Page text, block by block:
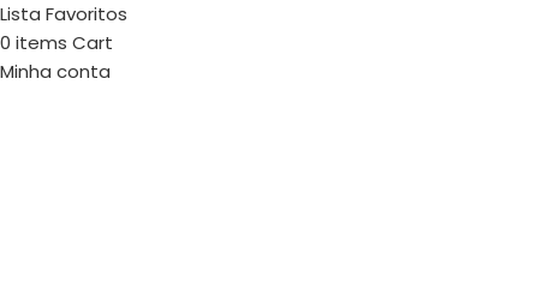
Lista Favoritos
0 items Cart
Minha conta